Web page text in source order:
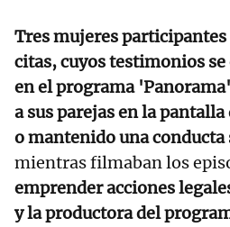
Tres mujeres
citas, cuyos testimonios
en el programa
a sus parejas en la
o mantenido una
mientras filmaban los
emprender acciones
y la productora del